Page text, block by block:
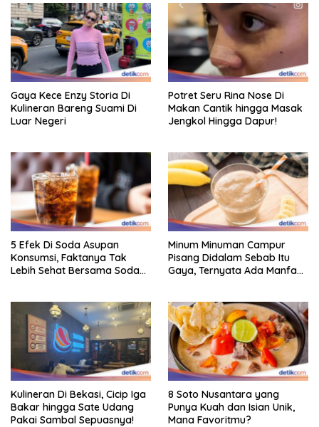
Gaya Kece Enzy Storia Di
Kulineran Bareng Suami Di
Luar Negeri
Potret Seru Rina Nose Di
Makan Cantik hingga Masak
Jengkol Hingga Dapur!
5 Efek Di Soda Asupan
Konsumsi, Faktanya Tak
Lebih Sehat Bersama Soda
Minum Minuman Campur
Pisang Didalam Sebab Itu
Gaya, Ternyata Ada Manfaat
Kulineran Di Bekasi, Cicip Iga
Bakar hingga Sate Udang
Pakai Sambal Sepuasnya!
8 Soto Nusantara yang
Punya Kuah dan Isian Unik,
Mana Favoritmu?